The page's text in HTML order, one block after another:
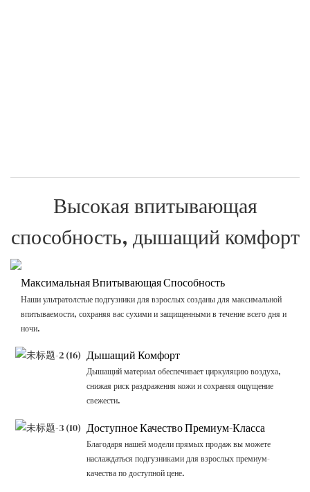
Высокая впитывающая
способность, дышащий комфорт
Максимальная Впитывающая Способность
Наши ультратолстые подгузники для взрослых созданы для максимальной
впитываемости, сохраняя вас сухими и защищенными в течение всего дня и
ночи.
Дышащий Комфорт
Дышащий материал обеспечивает циркуляцию воздуха,
снижая риск раздражения кожи и сохраняя ощущение
свежести.
Доступное Качество Премиум-Класса
Благодаря нашей модели прямых продаж вы можете
наслаждаться подгузниками для взрослых премиум-
качества по доступной цене.